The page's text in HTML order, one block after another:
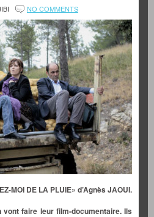
NO COMMENTS
MOI DE LA PLUIE» d’Agnès JAOUI.
vont faire leur film-documentaire. Ils